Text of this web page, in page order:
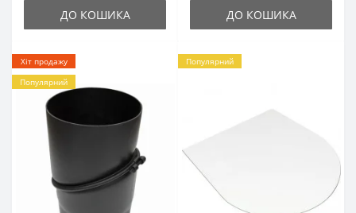
ДО КОШИКА ДО КОШИКА
Хіт продажу
Популярний
Популярний